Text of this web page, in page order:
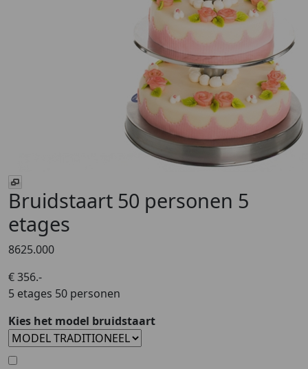
Bruidstaart 50 personen 5
etages
8625.000
€ 356.-
5 etages 50 personen
Kies het model bruidstaart